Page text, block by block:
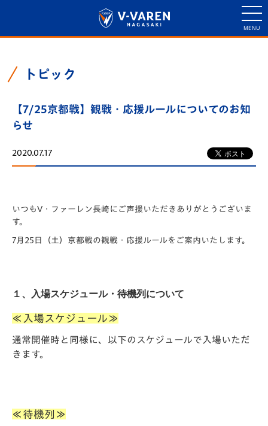
トピック
【7/25京都戦】観戦・応援ルールについてのお知
らせ
2020.07.17
いつもV・ファーレン長崎にご声援いただきありがとうございま
す。
7月25日（土）京都戦の観戦・応援ルールをご案内いたします。
１、入場スケジュール・待機列について
≪入場スケジュール≫
通常開催時と同様に、以下のスケジュールで入場いただ
きます。
≪待機列≫